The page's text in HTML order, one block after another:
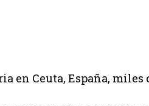
en Ceuta, España,